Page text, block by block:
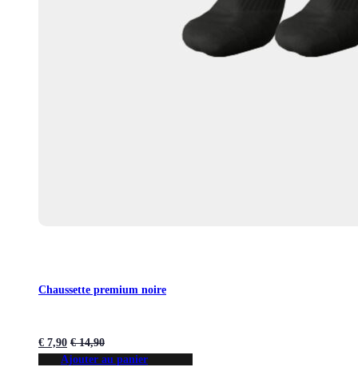
Chaussette premium noire
€ 7,90 €14,90
Ajouter au panier